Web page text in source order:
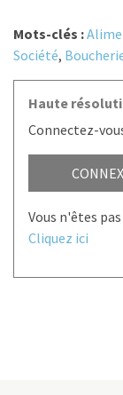
Mots-clés :
Société,
Haute
Connectez-
Vous n'êtes
Cliquez ici